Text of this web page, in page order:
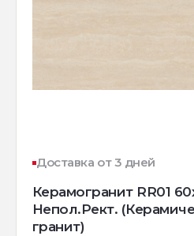
Доставка от 3 дней
Керамогранит RR01
Непол.Рект.
гранит)